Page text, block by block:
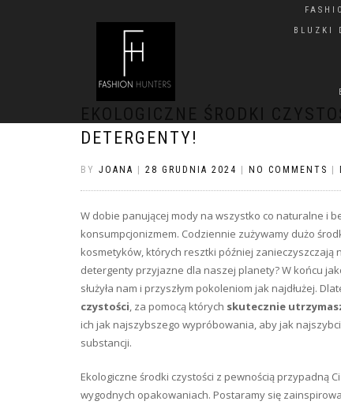
BLUZKI
EKOLOGICZNE ŚRODKI
DETERGENTY!
BY JOANA 28 GRUDNIA 2024 NO COMMENTS
W dobie panującej mody na wszystko co naturalne i
konsumpcjonizmem. Codziennie zużywamy dużo
kosmetyków, których resztki później zanieczyszczają
detergenty przyjazne dla naszej planety? W końcu
służyła nam i przyszłym pokoleniom jak najdłużej.
czystości, za pomocą których skutecznie
ich jak najszybszego wypróbowania, aby jak
substancji.
Ekologiczne środki czystości z pewnością przypadną
wygodnych opakowaniach. Postaramy się